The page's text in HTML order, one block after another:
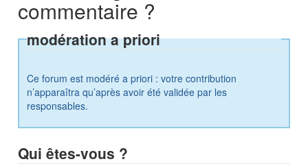
commentaire ?
modération a priori
Ce forum est modéré a priori : votre contribution
n’apparaîtra qu’après avoir été validée par les
responsables.
Qui êtes-vous ?